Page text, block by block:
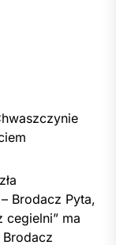
Brodacz Pyta,
cegielni” ma
Brodacz